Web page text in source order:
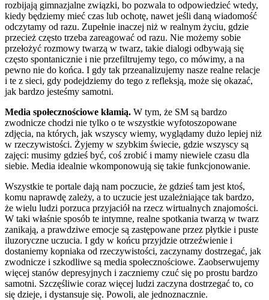
rozbijają gimnazjalne związki, bo pozwala to odpowiedzieć wtedy,
kiedy będziemy mieć czas lub ochotę, nawet jeśli daną wiadomość
odczytamy od razu. Zupełnie inaczej niż w realnym życiu, gdzie
przecież często trzeba zareagować od razu. Nie możemy sobie
przełożyć rozmowy twarzą w twarz, takie dialogi odbywają się
często spontanicznie i nie przefiltrujemy tego, co mówimy, a na
pewno nie do końca. I gdy tak przeanalizujemy nasze realne relacje
i te z sieci, gdy podejdziemy do tego z refleksją, może się okazać,
jak bardzo jesteśmy samotni.
Media społecznościowe kłamią. W tym, że SM są bardzo
zwodnicze chodzi nie tylko o te wszystkie wyfotoszopowane
zdjęcia, na których, jak wszyscy wiemy, wyglądamy dużo lepiej niż
w rzeczywistości. Żyjemy w szybkim świecie, gdzie wszyscy są
zajęci: musimy gdzieś być, coś zrobić i mamy niewiele czasu dla
siebie. Media idealnie wkomponowują się takie funkcjonowanie.
Wszystkie te portale dają nam poczucie, że gdzieś tam jest ktoś,
komu naprawdę zależy, a to uczucie jest uzależniające tak bardzo,
że wielu ludzi porzuca przyjaciół na rzecz wirtualnych znajomości.
W taki właśnie sposób te intymne, realne spotkania twarzą w twarz
zanikają, a prawdziwe emocje są zastępowane przez płytkie i puste
iluzoryczne uczucia. I gdy w końcu przyjdzie otrzeźwienie i
dostaniemy kopniaka od rzeczywistości, zaczynamy dostrzegać, jak
zwodnicze i szkodliwe są media społecznościowe. Zaobserwujemy
więcej stanów depresyjnych i zaczniemy czuć się po prostu bardzo
samotni. Szczęśliwie coraz więcej ludzi zaczyna dostrzegać to, co
się dzieje, i dystansuje się. Powoli, ale jednoznacznie.